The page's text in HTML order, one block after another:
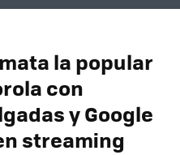
la popular
con
y Google
streaming